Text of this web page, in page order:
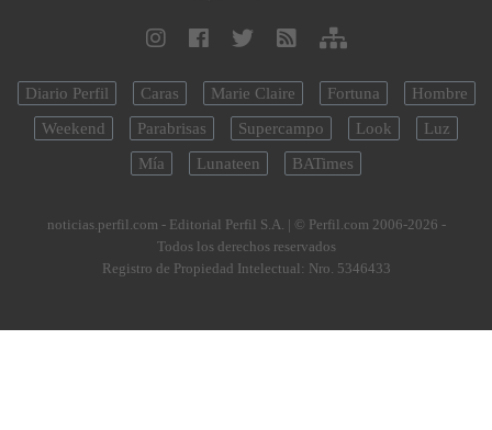
Diario Perfil Caras Marie Claire Fortuna
Hombre
Weekend
Parabrisas Supercampo Look
Luz
Mía
Lunateen BATimes
noticias.perfil.com - Editorial Perfil S.A. | © Perfil.com 2006-2026 -
Todos los derechos reservados
Registro de Propiedad Intelectual: Nro. 5346433